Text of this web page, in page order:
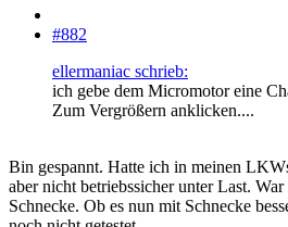
#882
ellermaniac schrieb:
ich gebe dem Micromotor eine
Zum Vergrößern anklicken....
Bin gespannt. Hatte ich in meinen
aber nicht betriebssicher unter Last.
Schnecke. Ob es nun mit Schnecke